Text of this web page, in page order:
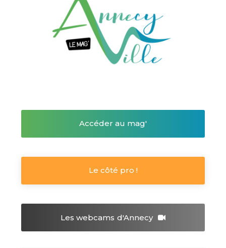
Accéder au mag'
Le côté pro !
Les webcams d'Annecy